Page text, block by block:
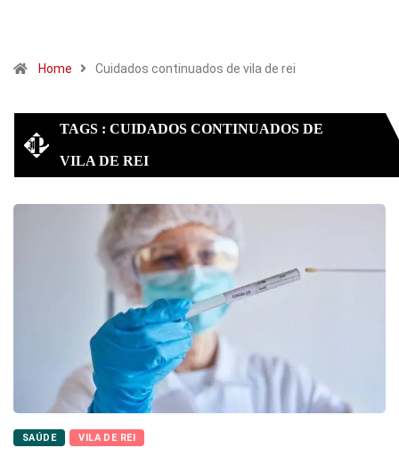
Home Cuidados continuados de vila de rei
TAGS : CUIDADOS CONTINUADOS DE
VILA DE REI
SAÚDE VILA DE REI